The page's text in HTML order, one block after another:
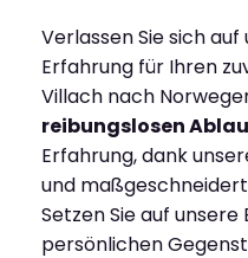
Verlassen Sie sich
Erfahrung für Ihren
Villach nach
reibungslosen
Erfahrung, dank
und
Setzen Sie auf
persönlichen